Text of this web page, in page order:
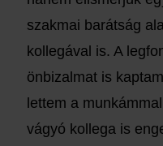
szakmai barátság
kollegával is. A
önbizalmat is
lettem a
vágyó kollega is